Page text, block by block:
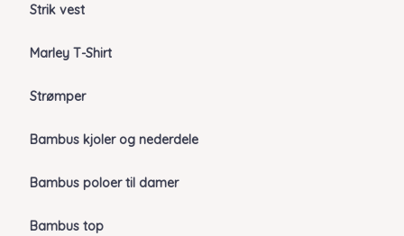
Strik vest
Marley T-Shirt
Strømper
Bambus kjoler og nederdele
Bambus poloer til damer
Bambus top